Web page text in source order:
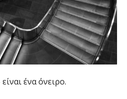
ένα όνειρο.